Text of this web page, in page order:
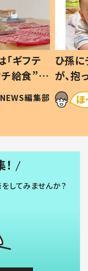
ギフテ
給食”を
令和の親
編集部
ひ孫
が、
「涙が
い」
してみませんか？